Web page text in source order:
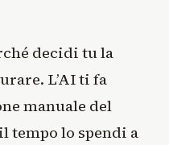
decidi tu la
L’AI ti fa
manuale del
tempo lo spendi a